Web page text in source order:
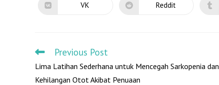
VK Reddit
Previous Post
Lima Latihan Sederhana untuk Mencegah Sarkopenia dan
Kehilangan Otot Akibat Penuaan